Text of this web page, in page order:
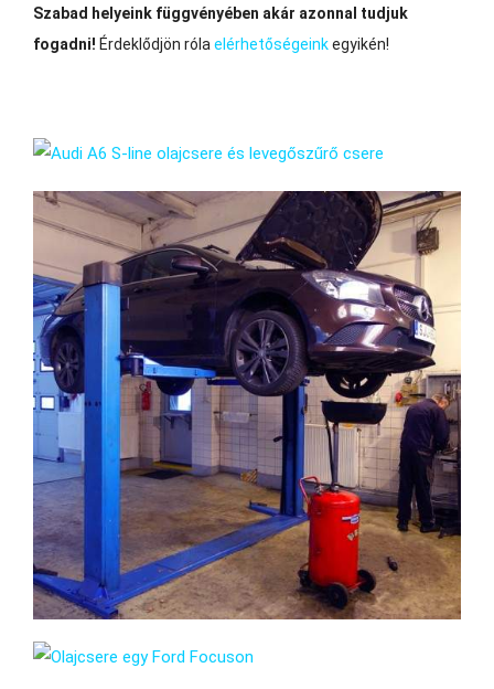
Szabad helyeink függvényében akár azonnal tudjuk
fogadni! Érdeklődjön róla elérhetőségeinkegyikén!